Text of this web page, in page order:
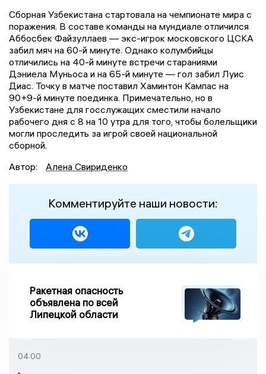
Сборная Узбекистана стартовала на чемпионате мира с
поражения. В составе команды на мундиале отличился
Аббосбек Файзуллаев — экс-игрок московского ЦСКА
забил мяч на 60-й минуте. Однако колумбийцы
отличились на 40-й минуте встречи стараниями
Дэниела Муньоса и на 65-й минуте — гол забил Луис
Диас. Точку в матче поставил Хаминтон Кампас на
90+9-й минуте поединка. Примечательно, но в
Узбекистане для госслужащих сместили начало
рабочего дня с 8 на 10 утра для того, чтобы болельщики
могли проследить за игрой своей национальной
сборной.
Автор:
Алена Свириденко
Комментируйте наши новости:
Ракетная опасность
объявлена по всей
Липецкой области
04:00